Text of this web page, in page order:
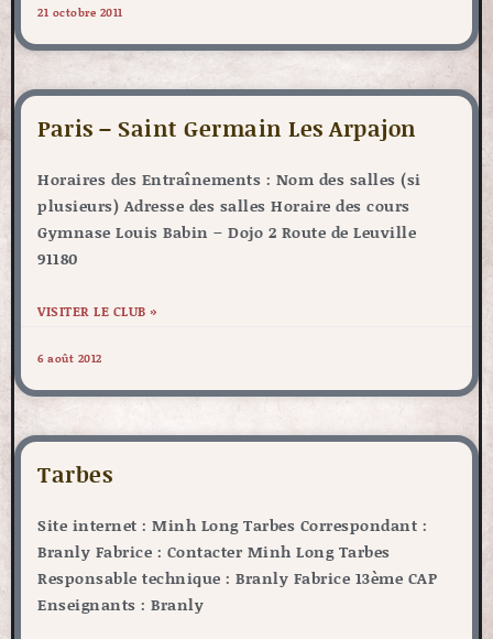
21 octobre 2011
Paris – Saint Germain Les Arpajon
Horaires des Entraînements : Nom des salles (si
plusieurs) Adresse des salles Horaire des cours
Gymnase Louis Babin – Dojo 2 Route de Leuville
91180
VISITER LE CLUB »
6 août 2012
Tarbes
Site internet : Minh Long Tarbes Correspondant :
Branly Fabrice : Contacter Minh Long Tarbes
Responsable technique : Branly Fabrice 13ème CAP
Enseignants : Branly